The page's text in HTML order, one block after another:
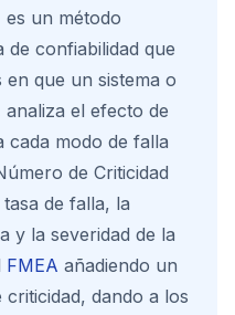
es un método
confiabilidad que
que un sistema o
el efecto de
cada modo de falla
de Criticidad
de falla, la
y la severidad de la
FMEA añadiendo un
dando a los